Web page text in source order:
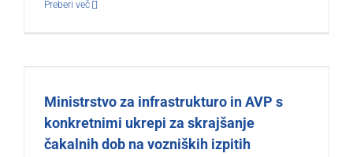
Preberi več
Ministrstvo za infrastrukturo in AVP s
konkretnimi ukrepi za skrajšanje
čakalnih dob na vozniških izpitih